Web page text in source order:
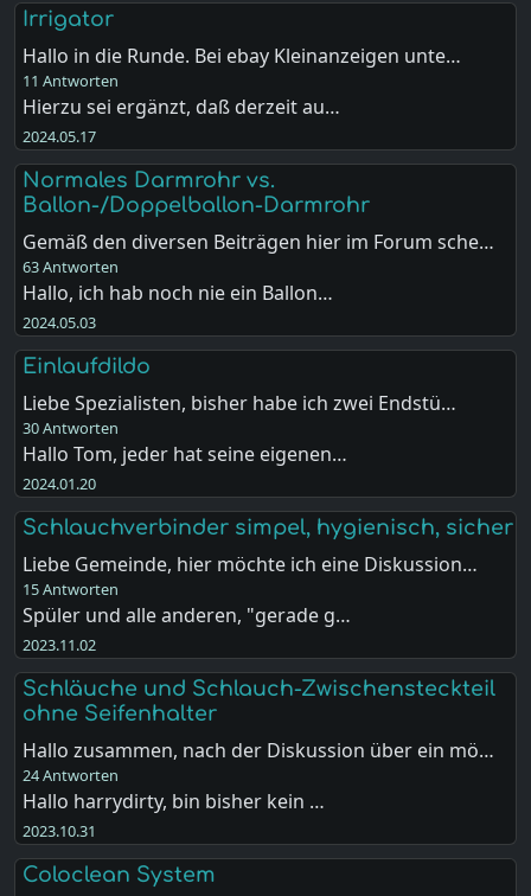
Irrigator
Hallo in die Runde. Bei ebay Kleinanzeigen unte…
11 Antworten
Hierzu sei ergänzt, daß derzeit au…
2024.05.17
Normales Darmrohr vs.
Ballon-/Doppelballon-Darmrohr
Gemäß den diversen Beiträgen hier im Forum sche…
63 Antworten
Hallo, ich hab noch nie ein Ballon…
2024.05.03
Einlaufdildo
Liebe Spezialisten, bisher habe ich zwei Endstü…
30 Antworten
Hallo Tom, jeder hat seine eigenen…
2024.01.20
Schlauchverbinder simpel, hygienisch, sicher
Liebe Gemeinde, hier möchte ich eine Diskussion…
15 Antworten
Spüler und alle anderen, "gerade g…
2023.11.02
Schläuche und Schlauch-Zwischensteckteil
ohne Seifenhalter
Hallo zusammen, nach der Diskussion über ein mö…
24 Antworten
Hallo harrydirty, bin bisher kein …
2023.10.31
Coloclean System